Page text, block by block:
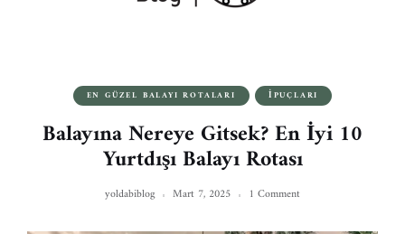
EN GÜZEL BALAYI ROTALARI İPUÇLARI
Balayına Nereye Gitsek? En İyi 10
Yurtdışı Balayı Rotası
yoldabiblog Mart 7, 2025 1 Comment